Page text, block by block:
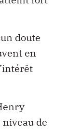
doute
en
de